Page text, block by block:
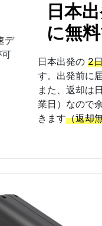
デ
日本
に無
日本出発の 2
す。出発前に
また、返却は
業日）なので
きます（返却